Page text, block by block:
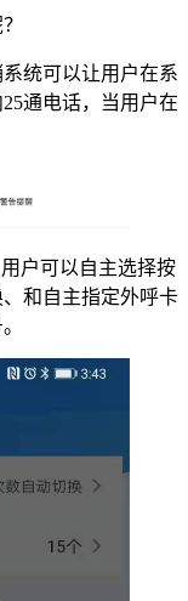
统可以让用户在系
通电话，当用户在
户可以自主选择按
和自主指定外呼卡